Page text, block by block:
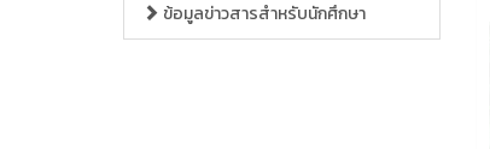
ข้อมูลข่าวสารสำหรับนักศึกษา